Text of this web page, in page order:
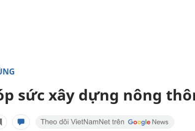
sức xây dựng nông